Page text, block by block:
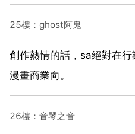
25樓：ghost阿鬼
創作熱情的話，sa絕對在
漫畫商業向。
26樓：音琴之音